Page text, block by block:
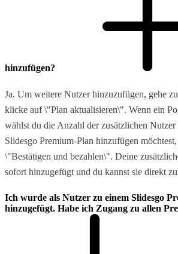
hinzufügen?
Ja. Um weitere Nutzer hinzuzufügen, gehe
klicke auf \"Plan aktualisieren\". Wenn ein
wählst du die Anzahl der zusätzlichen Nutzer
Slidesgo Premium-Plan hinzufügen
\"Bestätigen und bezahlen\". Deine
sofort hinzugefügt und du kannst sie direkt
Ich wurde als Nutzer zu einem Slidesgo
hinzugefügt. Habe ich Zugang zu allen